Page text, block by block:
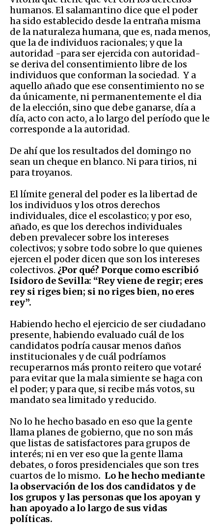
humanos. El salamantino dice que el poder
ha sido establecido desde la entraña misma
de la naturaleza humana, que es, nada menos,
que la de individuos racionales; y que la
autoridad -para ser ejercida con autoridad-
se deriva del consentimiento libre de los
individuos que conforman la sociedad. Y a
aquello añado que ese consentimiento no se
da únicamente, ni permanentemente el dia
de la elección, sino que debe ganarse, día a
día, acto con acto, a lo largo del período que le
corresponde a la autoridad.
De ahí que los resultados del domingo no
sean un cheque en blanco. Ni para tirios, ni
para troyanos.
El límite general del poder es la libertad de
los individuos y los otros derechos
individuales, dice el escolastico; y por eso,
añado, es que los derechos individuales
deben prevalecer sobre los intereses
colectivos; y sobre todo sobre lo que quienes
ejercen el poder dicen que son los intereses
colectivos. ¿Por qué? Porque como escribió
Isidoro de Sevilla: “Rey viene de regir; eres
rey si riges bien; si no riges bien, no eres
rey”.
Habiendo hecho el ejercicio de ser ciudadano
presente, habiendo evaluado cuál de los
candidatos podría causar menos daños
institucionales y de cuál podríamos
recuperarnos más pronto reitero que votaré
para evitar que la mala simiente se haga con
el poder; y para que, si recibe más votos, su
mandato sea limitado y reducido.
No lo he hecho basado en eso que la gente
llama planes de gobierno, que no son más
que listas de satisfactores para grupos de
interés; ni en ver eso que la gente llama
debates, o foros presidenciales que son tres
cuartos de lo mismo. Lo he hecho mediante
la observación de los dos candidatos y de
los grupos y las personas que los apoyan y
han apoyado a lo largo de sus vidas
políticas.